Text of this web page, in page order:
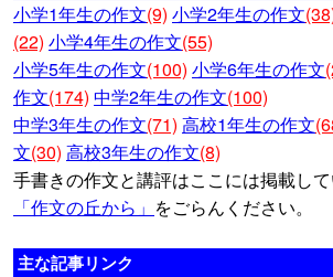
小学1年生の作文(9) 小学2年生の作文
(22) 小学4年生の作文(55)
小学5年生の作文(100) 小学6年生の作文
作文(174) 中学2年生の作文(100)
中学3年生の作文(71) 高校1年生の作文
文(30) 高校3年生の作文(8)
手書きの作文と講評はここには掲載し
「作文の丘から」 をごらんください。
主な記事リンク